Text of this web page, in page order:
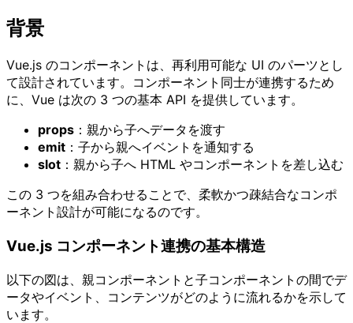
背景
Vue.js のコンポーネントは、再利用可能な UI のパーツとし
て設計されています。コンポーネント同士が連携するため
に、Vue は次の 3 つの基本 API を提供しています。
props ：親から子へデータを渡す
emit ：子から親へイベントを通知する
slot ：親から子へ HTML やコンポーネントを差し込む
この 3 つを組み合わせることで、柔軟かつ疎結合なコンポ
ーネント設計が可能になるのです。
Vue.js コンポーネント連携の基本構造
以下の図は、親コンポーネントと子コンポーネントの間でデ
ータやイベント、コンテンツがどのように流れるかを示して
います。